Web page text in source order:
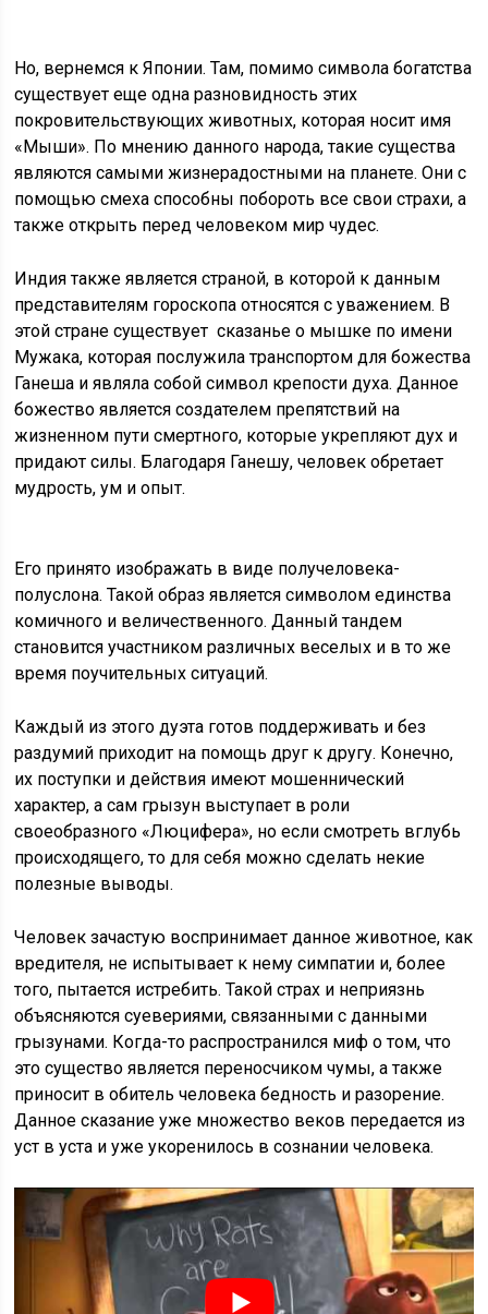
Но, вернемся к Японии. Там, помимо символа богатства
существует еще одна разновидность этих
покровительствующих животных, которая носит имя
«Мыши». По мнению данного народа, такие существа
являются самыми жизнерадостными на планете. Они с
помощью смеха способны побороть все свои страхи, а
также открыть перед человеком мир чудес.
Индия также является страной, в которой к данным
представителям гороскопа относятся с уважением. В
этой стране существует сказанье о мышке по имени
Мужака, которая послужила транспортом для божества
Ганеша и являла собой символ крепости духа. Данное
божество является создателем препятствий на
жизненном пути смертного, которые укрепляют дух и
придают силы. Благодаря Ганешу, человек обретает
мудрость, ум и опыт.
Его принято изображать в виде получеловека-
полуслона. Такой образ является символом единства
комичного и величественного. Данный тандем
становится участником различных веселых и в то же
время поучительных ситуаций.
Каждый из этого дуэта готов поддерживать и без
раздумий приходит на помощь друг к другу. Конечно,
их поступки и действия имеют мошеннический
характер, а сам грызун выступает в роли
своеобразного «Люцифера», но если смотреть вглубь
происходящего, то для себя можно сделать некие
полезные выводы.
Человек зачастую воспринимает данное животное, как
вредителя, не испытывает к нему симпатии и, более
того, пытается истребить. Такой страх и неприязнь
объясняются суевериями, связанными с данными
грызунами. Когда-то распространился миф о том, что
это существо является переносчиком чумы, а также
приносит в обитель человека бедность и разорение.
Данное сказание уже множество веков передается из
уст в уста и уже укоренилось в сознании человека.